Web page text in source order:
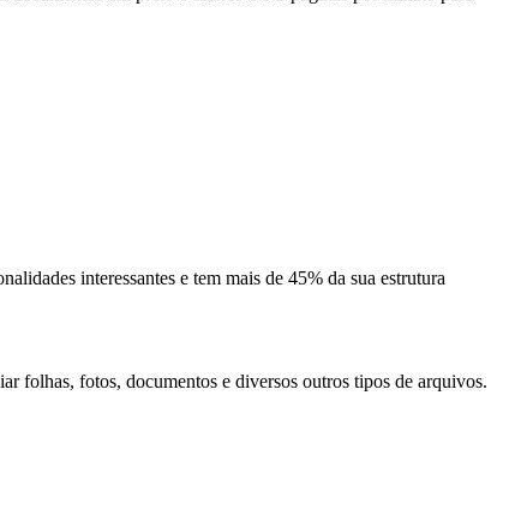
interessantes e tem mais de 45% da sua estrutura
folhas, fotos, documentos e diversos outros tipos de arquivos.